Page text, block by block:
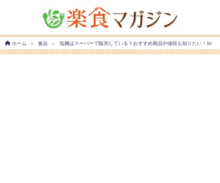
ホーム 食品 塩麹はスーパーで販売している？おすすめ商品や値段も知りたい！￼